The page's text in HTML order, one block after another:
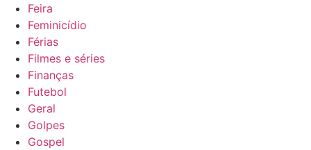
Feira
Feminicídio
Férias
Filmes e séries
Finanças
Futebol
Geral
Golpes
Gospel